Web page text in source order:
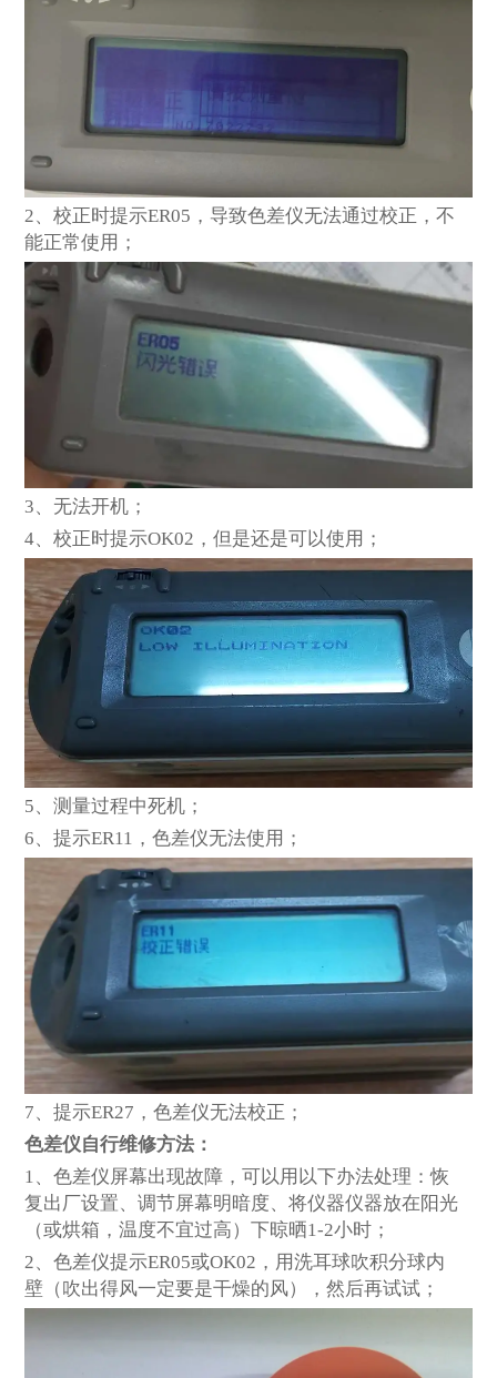
2、校正时提示ER05，导致色差仪无法通过校正，不
能正常使用；
3 、无法开机；
4 、校正时提示OK02，但是还是可以使用；
5、测量过程中死机；
6、提示ER11，色差仪无法使用；
7、提示ER27，色差仪无法校正；
色差仪自行维修方法：
1、色差仪屏幕出现故障，可以用以下办法处理：恢
复出厂设置、调节屏幕明暗度、将仪器仪器放在阳光
（或烘箱，温度不宜过高）下晾晒1-2小时；
2、色差仪提示ER05或OK02，用洗耳球吹积分球内
壁（吹出得风一定要是干燥的风），然后再试试；